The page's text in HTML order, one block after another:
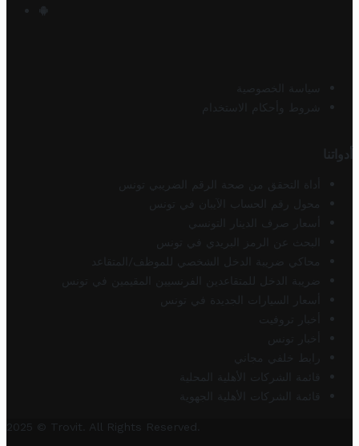
سياسة الخصوصية
شروط وأحكام الاستخدام
أدواتنا
أداة التحقق من صحة الرقم الضريبي تونس
محول رقم الحساب الآيبان في تونس
أسعار صرف الدينار التونسي
البحث عن الرمز البريدي في تونس
محاكي ضريبة الدخل الشخصي للموظف/المتقاعد
ضريبة الدخل للمتقاعدين الفرنسيين المقيمين في تونس
أسعار السيارات الجديدة في تونس
أخبار تروفيت
أخبار تونس
رابط خلفي مجاني
قائمة الشركات الأهلية المحلية
قائمة الشركات الأهلية الجهوية
2025 © Trovit. All Rights Reserved.